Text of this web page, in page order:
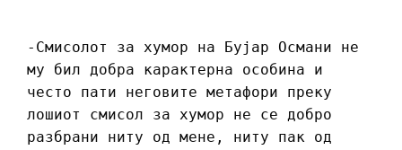
-Смисолот за хумор на Бујар Османи не
му бил добра карактерна особина и
често пати неговите метафори преку
лошиот смисол за хумор не се добро
разбрани ниту од мене, ниту пак од